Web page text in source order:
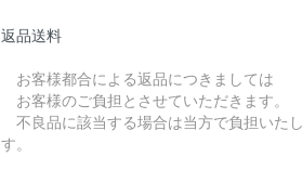
返品送料
お客様都合による返品につきましては
お客様のご負担とさせていただきます。
不良品に該当する場合は当方で負担いた
す。